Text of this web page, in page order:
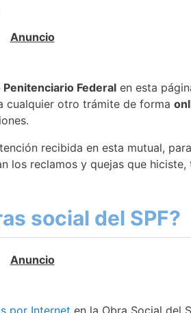
Federal en esta
cualquier otro trámite de forma
recibida en esta mutual,
los reclamos y quejas que
social del SPF?